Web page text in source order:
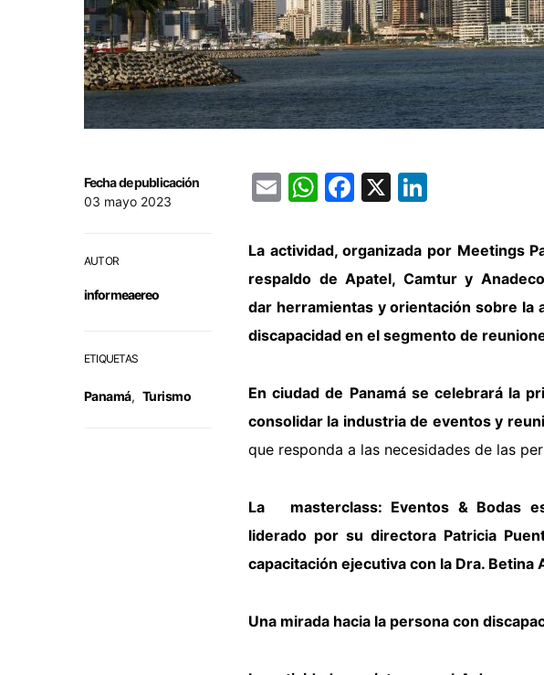
Fecha de publicación
03 mayo 2023
AUTOR
informeaereo
ETIQUETAS
Panamá, Turismo
EmailWhatsApp
Facebook
X
La actividad, organizada por Meetings
respaldo de Apatel, Camtur y
dar herramientas y orientación sobre la
discapacidad en el segmento de
En ciudad de Panamá se celebrará la
consolidar la industria de eventos y
que responda a las necesidades de las
La masterclass: Eventos & Bodas
liderado por su directora Patricia
capacitación ejecutiva con la Dra.
Una mirada hacia la persona con